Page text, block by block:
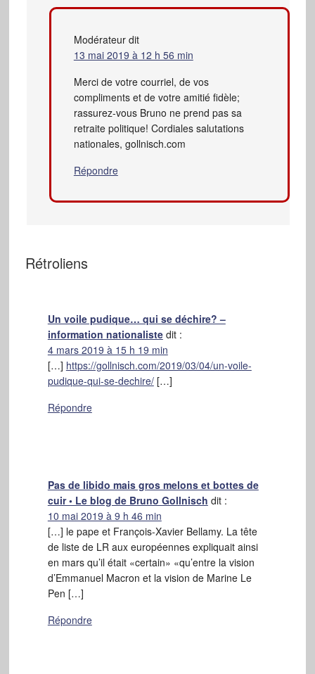
Modérateur dit
13 mai 2019 à 12 h 56 min
Merci de votre courriel, de vos
compliments et de votre amitié fidèle;
rassurez-vous Bruno ne prend pas sa
retraite politique! Cordiales salutations
nationales, gollnisch.com
Répondre
Rétroliens
Un voile pudique… qui se déchire? –
information nationaliste dit :
4 mars 2019 à 15 h 19 min
[…] https://gollnisch.com/2019/03/04/un-voile-
pudique-qui-se-dechire/[…]
Répondre
Pas de libido mais gros melons et bottes de
cuir • Le blog de Bruno Gollnisch dit :
10 mai 2019 à 9 h 46 min
[…] le pape et François-Xavier Bellamy. La tête
de liste de LR aux européennes expliquait ainsi
en mars qu’il était «certain» «qu’entre la vision
d’Emmanuel Macron et la vision de Marine Le
Pen […]
Répondre